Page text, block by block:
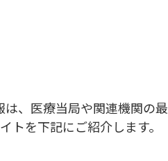
、医療当局や関連機関の最
トを下記にご紹介します。